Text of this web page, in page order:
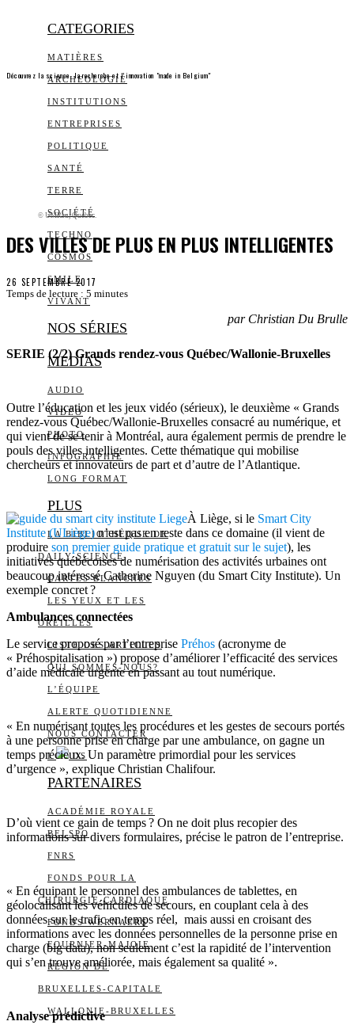
CATEGORIES
MATIÈRES
ARCHEOLOGIE
INSTITUTIONS
ENTREPRISES
POLITIQUE
SANTÉ
TERRE
SOCIÉTÉ
TECHNO
COSMOS
SMILE
VIVANT
NOS SÉRIES
MEDIAS
AUDIO
VIDÉO
PHOTO
INFOGRAPHIE
LONG FORMAT
PLUS
LA BIBLIOTHÈQUE DE
DAILY SCIENCE
CARTES BLANCHES
LES YEUX ET LES
OREILLES
LISTE DES ARTICLES
QUI SOMMES-NOUS?
L’ÉQUIPE
ALERTE QUOTIDIENNE
NOUS CONTACTER
I DS
PARTENAIRES
ACADÉMIE ROYALE
BELSPO
FNRS
FONDS POUR LA
CHIRURGIE CARDIAQUE
FONDS WERNAERS
FOURNIER-MAJOIE
RÉGION DE
BRUXELLES-CAPITALE
WALLONIE-BRUXELLES
Découvrez la science, la recherche et l’innovation "made in Belgium"
© UMRsu, Québec.
DES VILLES DE PLUS EN PLUS INTELLIGENTES
26 SEPTEMBRE 2017
Temps de lecture : 5 minutes
par Christian Du Brulle
SERIE (2/2) Grands rendez-vous Québec/Wallonie-Bruxelles
Outre l’éducation et les jeux vidéo (sérieux), le deuxième « Grands
rendez-vous Québec/Wallonie-Bruxelles consacré au numérique, et
qui vient de se tenir à Montréal, aura également permis de prendre le
pouls des villes intelligentes. Cette thématique qui mobilise
chercheurs et innovateurs de part et d’autre de l’Atlantique.
À Liège, si le Smart City
Institute (ULiège)n’est pas en reste dans ce domaine (il vient de
produire son premier guide pratique et gratuit sur le sujet), les
initiatives québécoises de numérisation des activités urbaines ont
beaucoup intéressé Catherine Nguyen (du Smart City Institute). Un
exemple concret ?
Ambulances connectées
Le service proposé par l’entreprise Préhos (acronyme de
« Préhospitalisation ») propose d’améliorer l’efficacité des services
d’aide médicale urgente en passant au tout numérique.
« En numérisant toutes les procédures et les gestes de secours portés
à une personne prise en charge par une ambulance, on gagne un
temps précieux. Un paramètre primordial pour les services
d’urgence », explique Christian Chalifour.
D’où vient ce gain de temps ? On ne doit plus recopier des
informations sur divers formulaires, précise le patron de l’entreprise.
« En équipant le personnel des ambulances de tablettes, en
géolocalisant les véhicules de secours, en couplant cela à des
données sur le trafic en temps réel, mais aussi en croisant des
informations avec les données personnelles de la personne prise en
charge (big data), non seulement c’est la rapidité de l’intervention
qui s’en trouve améliorée, mais également sa qualité ».
Analyse prédictive